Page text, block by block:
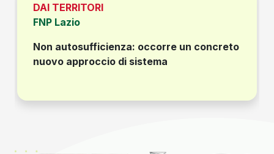
DAI TERRITORI
FNP Lazio
Non autosufficienza: occorre un concreto
nuovo approccio di sistema